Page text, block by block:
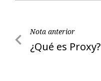
Navegación
de
Nota anterior
Nota
¿Qué es Proxy?